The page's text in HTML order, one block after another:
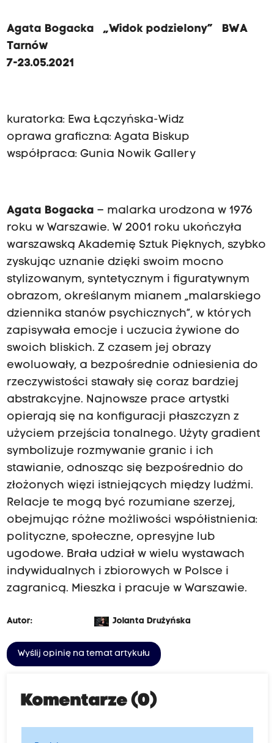
Agata Bogacka „Widok podzielony” BWA
Tarnów
7-23.05.2021
kuratorka: Ewa Łączyńska-Widz
oprawa graficzna: Agata Biskup
współpraca: Gunia Nowik Gallery
Agata Bogacka – malarka urodzona w 1976
roku w Warszawie. W 2001 roku ukończyła
warszawską Akademię Sztuk Pięknych, szybko
zyskując uznanie dzięki swoim mocno
stylizowanym, syntetycznym i figuratywnym
obrazom, określanym mianem „malarskiego
dziennika stanów psychicznych”, w których
zapisywała emocje i uczucia żywione do
swoich bliskich. Z czasem jej obrazy
ewoluowały, a bezpośrednie odniesienia do
rzeczywistości stawały się coraz bardziej
abstrakcyjne. Najnowsze prace artystki
opierają się na konfiguracji płaszczyzn z
użyciem przejścia tonalnego. Użyty gradient
symbolizuje rozmywanie granic i ich
stawianie, odnosząc się bezpośrednio do
złożonych więzi istniejących między ludźmi.
Relacje te mogą być rozumiane szerzej,
obejmując różne możliwości współistnienia:
polityczne, społeczne, opresyjne lub
ugodowe. Brała udział w wielu wystawach
indywidualnych i zbiorowych w Polsce i
zagranicą. Mieszka i pracuje w Warszawie.
Autor: Jolanta Drużyńska
Wyślij opinię na temat artykułu
Komentarze (0)